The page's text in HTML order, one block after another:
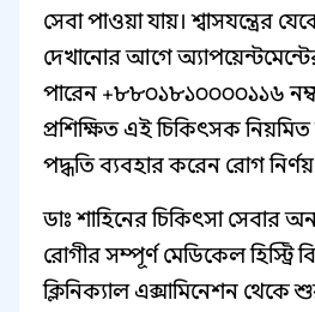
সেবা পাওয়া যায়। শ্বাসযন্ত্রের
দেখানোর আগে
পারেন +৮৮০১৮১০০০০১১৬
প্রশিক্ষিত এই চিকিৎসক
পদ্ধতি ব্যবহার করেন রোগ
ডাঃ শাহিনের চিকিৎসা সেবার
রোগীর সম্পূর্ণ মেডিকেল হিস্ট্রি
ক্লিনিক্যাল এক্সামিনেশন